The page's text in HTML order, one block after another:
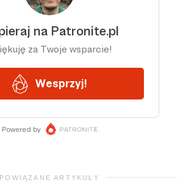
POWIĄZANE ARTYKUŁY